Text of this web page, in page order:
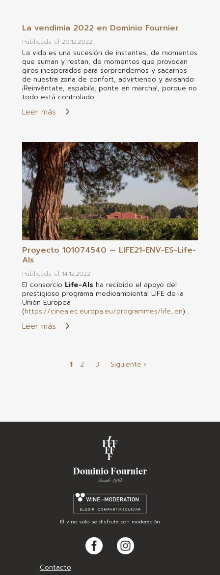
La vendimia 2022 en Dominio Fournier
Publicada el 20.12.2022
La vida es una sucesión de instantes, de momentos
que suman y restan, de momentos que provocan
giros inesperados para sorprendernos y sacarnos
de nuestra zona de confort, advirtiendo y avisando:
¡Reinvéntate, espabila, ponte en marcha!, porque no
todo está controlado.
Leer más
Proyecto 101074540 — LIFE21-ENV-ES-Life-
AIs
Publicada el 14.12.2022
El consorcio Life-AIs ha recibido el apoyo del
prestigioso programa medioambiental LIFE de la
Unión Europea
(https://cinea.ec.europa.eu/programmes/life_en) .
Leer más
Paginación
1 2 3 Siguiente ›
El vino solo se disfruta con moderación
Facebook Instagram
PieContacto